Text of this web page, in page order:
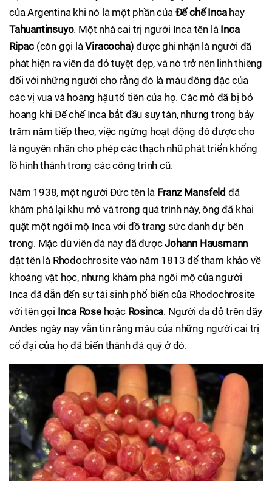
của Argentina khi nó là một phần của Đế chế Incahay
Tahuantinsuyo. Một nhà cai trị người Inca tên là Inca
Ripac (còn gọi làViracocha) được ghi nhận là người đã
phát hiện ra viên đá đỏ tuyệt đẹp, và nó trở nên linh thiêng
đối với những người cho rằng đó là máu đông đặc của
các vị vua và hoàng hậu tổ tiên của họ. Các mỏ đã bị bỏ
hoang khi Đế chế Inca bắt đầu suy tàn, nhưng trong bảy
trăm năm tiếp theo, việc ngừng hoạt động đó được cho
là nguyên nhân cho phép các thạch nhũ phát triển khổng
lồ hình thành trong các công trình cũ.
Năm 1938, một người Đức tên là Franz Mansfeld đã
khám phá lại khu mỏ và trong quá trình này, ông đã khai
quật một ngôi mộ Inca với đồ trang sức danh dự bên
trong. Mặc dù viên đá này đã đượcJohann Hausmann
đặt tên là Rhodochrosite vào năm 1813 để tham khảo về
khoáng vật học, nhưng khám phá ngôi mộ của người
Inca đã dẫn đến sự tái sinh phổ biến của Rhodochrosite
với tên gọi Inca Rosehoặc Rosinca. Người da đỏ trên dãy
Andes ngày nay vẫn tin rằng máu của những người cai trị
cổ đại của họ đã biến thành đá quý ở đó.